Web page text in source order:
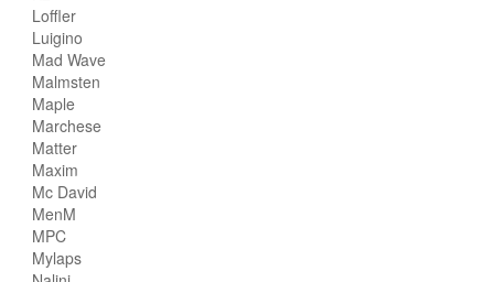
Loffler
Luigino
Mad Wave
Malmsten
Maple
Marchese
Matter
Maxim
Mc David
MenM
MPC
Mylaps